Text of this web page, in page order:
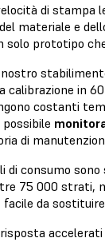
di stampa
materiale e
solo prototipo
calibrazione in
costanti
di
di consumo
75 000 strati,
facile da